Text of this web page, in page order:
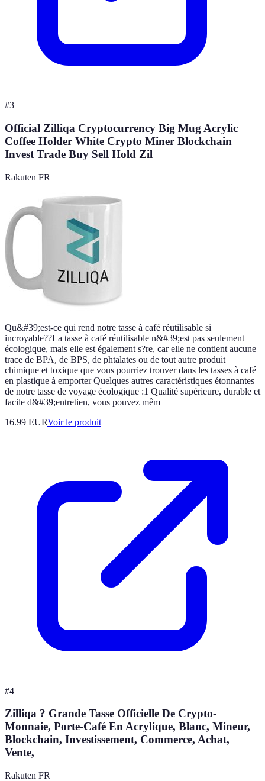
#3
Official Zilliqa Cryptocurrency Big Mug Acrylic
Coffee Holder White Crypto Miner Blockchain
Invest Trade Buy Sell Hold Zil
Rakuten FR
Qu&#39;est-ce qui rend notre tasse à café réutilisable si
incroyable??La tasse à café réutilisable n&#39;est pas seulement
écologique, mais elle est également s?re, car elle ne contient aucune
trace de BPA, de BPS, de phtalates ou de tout autre produit
chimique et toxique que vous pourriez trouver dans les tasses à café
en plastique à emporter Quelques autres caractéristiques étonnantes
de notre tasse de voyage écologique :1 Qualité supérieure, durable et
facile d&#39;entretien, vous pouvez mêm
16.99 EURVoir le produit
#4
Zilliqa ? Grande Tasse Officielle De Crypto-
Monnaie, Porte-Café En Acrylique, Blanc, Mineur,
Blockchain, Investissement, Commerce, Achat,
Vente,
Rakuten FR